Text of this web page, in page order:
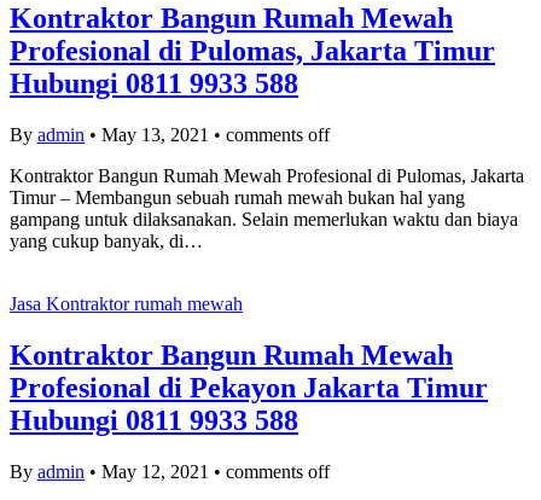
Kontraktor Bangun Rumah Mewah
Profesional di Pulomas, Jakarta Timur
Hubungi 0811 9933 588
By admin • May 13, 2021 • comments off
Kontraktor Bangun Rumah Mewah Profesional di Pulomas, Jakarta
Timur – Membangun sebuah rumah mewah bukan hal yang
gampang untuk dilaksanakan. Selain memerlukan waktu dan biaya
yang cukup banyak, di…
Jasa Kontraktor rumah mewah
Kontraktor Bangun Rumah Mewah
Profesional di Pekayon Jakarta Timur
Hubungi 0811 9933 588
By admin • May 12, 2021 • comments off